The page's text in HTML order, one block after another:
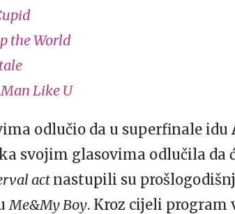
the World
Man Like U
odlučio da u superfinale idu
svojim glasovima odlučila da
act nastupili su
Me&My Boy. Kroz cijeli